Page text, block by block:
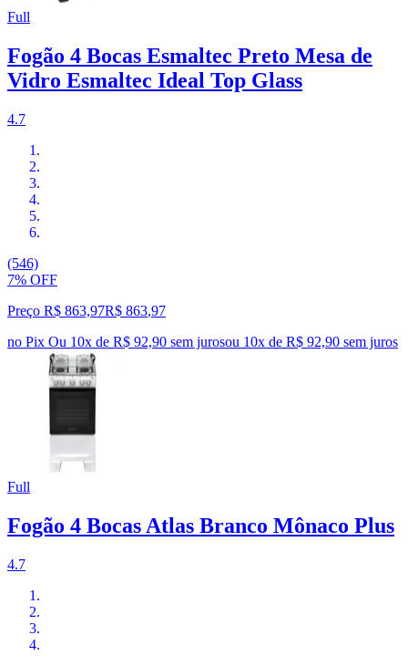
Full
Fogão 4 Bocas Esmaltec Preto Mesa de
Vidro Esmaltec Ideal Top Glass
4.7
(546)
7% OFF
Preço R$ 863,97R$ 863,97
no Pix Ou 10x de R$ 92,90 sem jurosou 10x de R$ 92,90 sem juros
Full
Fogão 4 Bocas Atlas Branco Mônaco Plus
4.7